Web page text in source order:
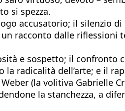
si spezza.
accusatorio; il silenzio
racconto dalle riflessioni
e sospetto; il confronto
radicalità dell’arte; e il
(la volitiva Gabrielle
la stanchezza, a